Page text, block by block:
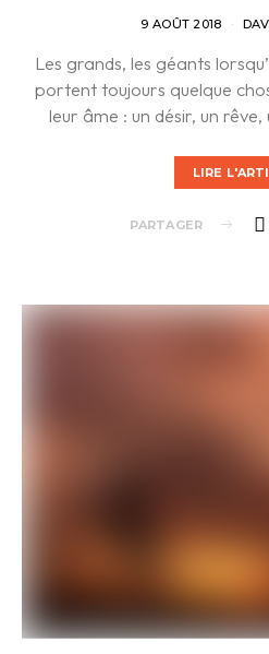
9 AOÛT 2018
Les grands, les géants
portent toujours quelque
leur âme : un désir, un
LIRE
PARTAGER